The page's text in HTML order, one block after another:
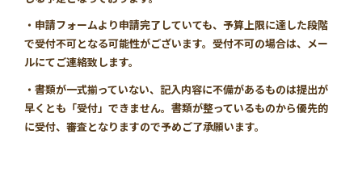
・申請フォームより申請完了していても、予算上限に達した段階
で受付不可となる可能性がございます。受付不可の場合は、メー
ルにてご連絡致します。
・書類が一式揃っていない、記入内容に不備があるものは提出が
早くとも「受付」できません。書類が整っているものから優先的
に受付、審査となりますので予めご了承願います。